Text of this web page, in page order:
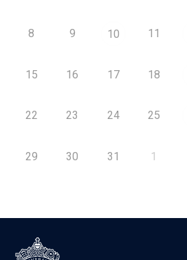
8 9 10 11
15 16 17 18
22 23 24 25
29 30 31 1